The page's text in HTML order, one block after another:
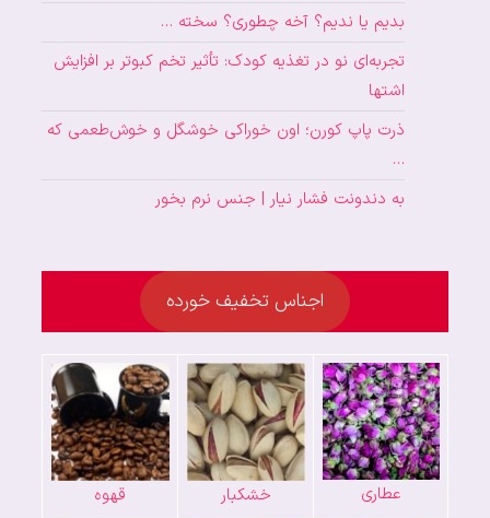
بدیم یا ندیم؟ آخه چطوری؟ سخته …
تجربه‌ای نو در تغذیه کودک: تأثیر تخم کبوتر بر افزایش
اشتها
ذرت پاپ کورن؛ اون خوراکی خوشگل و خوش‌طعمی که
…
به دندونت فشار نیار | جنس نرم بخور
اجناس تخفیف خورده
عطاری خشکبار قهوه